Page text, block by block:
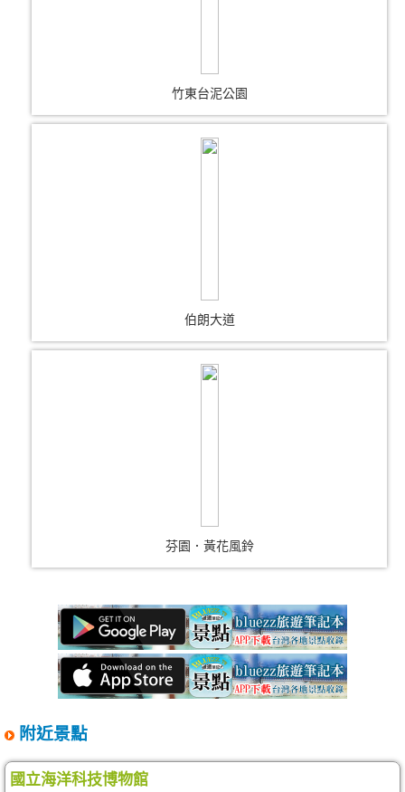
竹東台泥公園
伯朗大道
芬園．黃花風鈴
附近景點
國立海洋科技博物館